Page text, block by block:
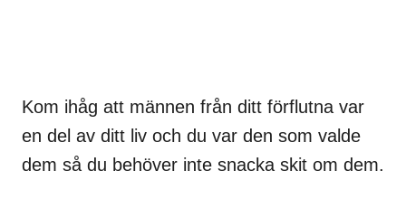
Kom ihåg att männen från ditt förflutna var
en del av ditt liv och du var den som valde
dem så du behöver inte snacka skit om dem.